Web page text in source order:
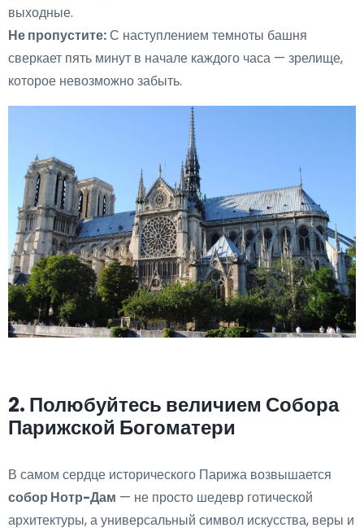
выходные.
Не пропустите:С наступлением темноты башня
сверкает пять минут в начале каждого часа — зрелище,
которое невозможно забыть.
2. Полюбуйтесь величием Собора
Парижской Богоматери
В самом сердце исторического Парижа возвышается
собор Нотр-Дам — не просто шедевр готической
архитектуры, а универсальный символ искусства, веры и